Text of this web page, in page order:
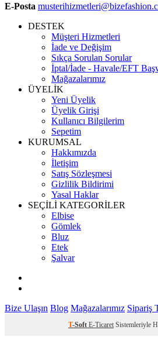
E-Posta
DESTEK
Müşteri Hizmetleri
İade ve Değişim
Sıkça Sorulan Sorular
İptal/İade - Havale/EFT
Mağazalarımız
ÜYELİK
Yeni Üyelik
Üyelik Girişi
Kullanıcı Bilgilerim
Sepetim
KURUMSAL
Hakkımızda
İletişim
Satış Sözleşmesi
Gizlilik Bildirimi
Yasal Haklar
SEÇİLİ KATEGORİLER
Elbise
Gömlek
Bluz
Etek
Şalvar
Bize Ulaşın Blog Mağazalarımız Sipariş
T-Soft E-Ticaret Sistemleriyle